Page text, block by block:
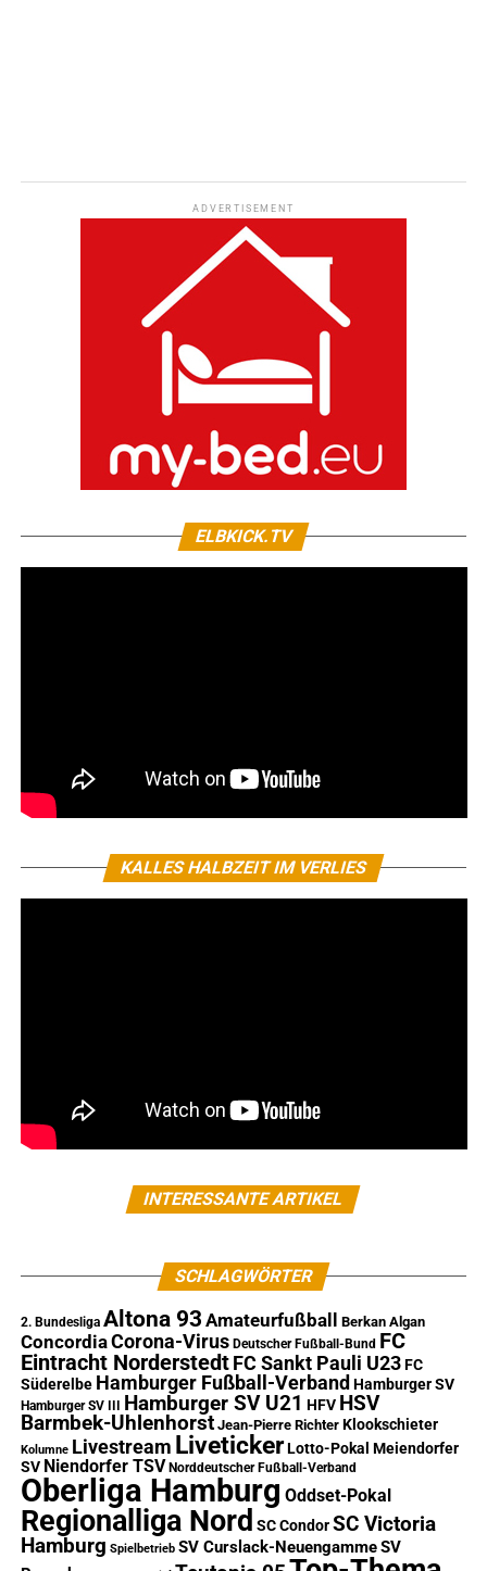
ADVERTISEMENT
ELBKICK.TV
KALLES HALBZEIT IM VERLIES
INTERESSANTE ARTIKEL
SCHLAGWÖRTER
2. Bundesliga Altona 93 Amateurfußball Berkan Algan
ConcordiaCorona-Virus Deutscher Fußball-Bund FC
Eintracht Norderstedt FC Sankt Pauli U23 FC
Süderelbe Hamburger Fußball-Verband Hamburger SV
Hamburger SV III Hamburger SV U21 HFV HSV
Barmbek-Uhlenhorst Jean-Pierre Richter Klookschieter
Kolumne Livestream Liveticker Lotto-Pokal Meiendorfer
SV Niendorfer TSV Norddeutscher Fußball-Verband
Oberliga Hamburg Oddset-Pokal
Regionalliga Nord SC Condor SC Victoria
Hamburg Spielbetrieb SV Curslack-NeuengammeSV